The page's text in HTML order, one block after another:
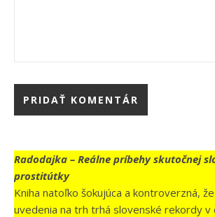
Radodajka – Reálne príbehy skutočnej
prostitútky
Kniha natoľko šokujúca a kontroverzná,
uvedenia na trh trhá slovenské rekordy v